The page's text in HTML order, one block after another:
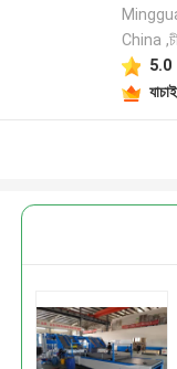
China
5.0